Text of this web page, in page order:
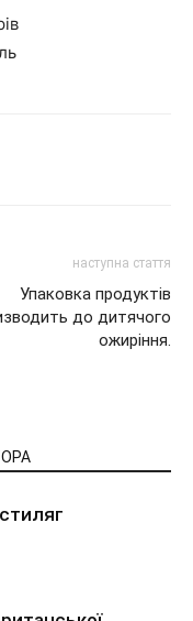
наступна стаття
Упаковка продуктів
до дитячого
ожиріння.